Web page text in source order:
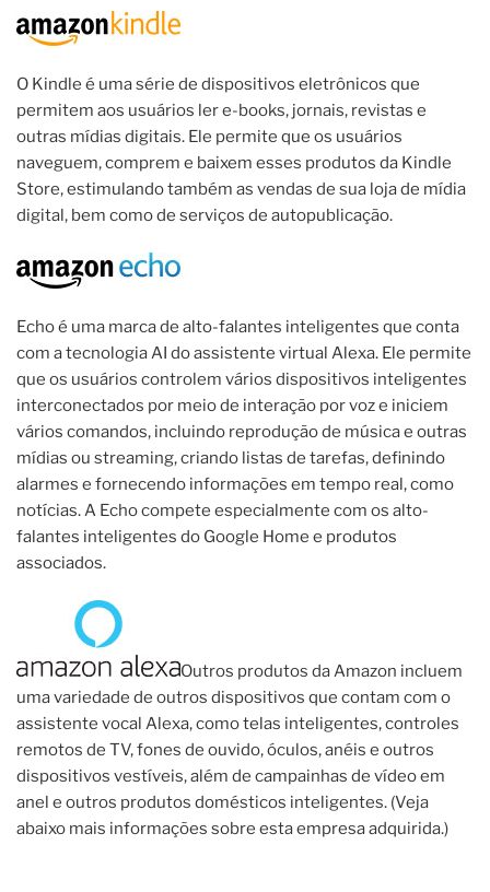
O Kindle é uma série de dispositivos eletrônicos que
permitem aos usuários ler e-books, jornais, revistas e
outras mídias digitais. Ele permite que os usuários
naveguem, comprem e baixem esses produtos da Kindle
Store, estimulando também as vendas de sua loja de mídia
digital, bem como de serviços de autopublicação.
Echo é uma marca de alto-falantes inteligentes que conta
com a tecnologia AI do assistente virtual Alexa. Ele permite
que os usuários controlem vários dispositivos inteligentes
interconectados por meio de interação por voz e iniciem
vários comandos, incluindo reprodução de música e outras
mídias ou streaming, criando listas de tarefas, definindo
alarmes e fornecendo informações em tempo real, como
notícias. A Echo compete especialmente com os alto-
falantes inteligentes do Google Home e produtos
associados.
Outros produtos da Amazon incluem
uma variedade de outros dispositivos que contam com o
assistente vocal Alexa, como telas inteligentes, controles
remotos de TV, fones de ouvido, óculos, anéis e outros
dispositivos vestíveis, além de campainhas de vídeo em
anel e outros produtos domésticos inteligentes. (Veja
abaixo mais informações sobre esta empresa adquirida.)